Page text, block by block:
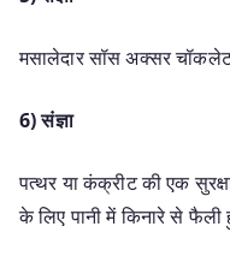
मसालेदार सॉस अक्सर
6) संज्ञा
पत्थर या कंक्रीट की एक
के लिए पानी में किनारे से फैली